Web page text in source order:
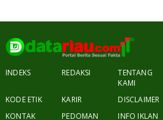
INDEKS REDAKSI
TENTANG
KAMI
KODE ETIK
KARIR
DISCLAIMER
KONTAK
PEDOMAN INFO IKLAN